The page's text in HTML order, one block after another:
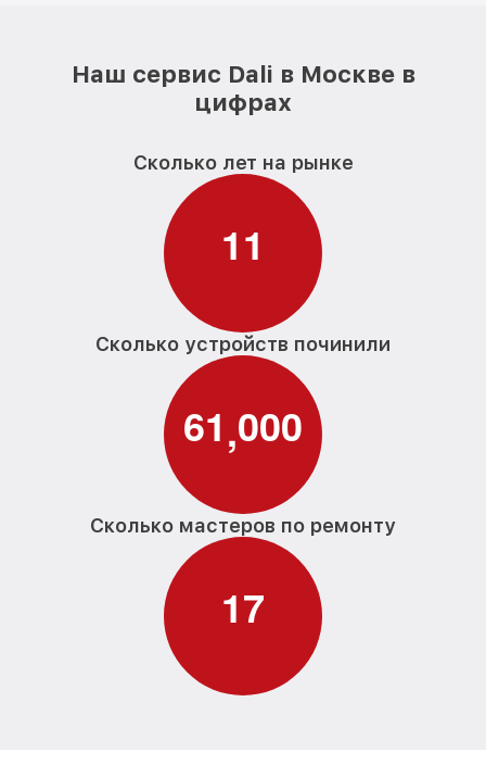
Наш сервис Dali в Москве в
цифрах
Сколько лет на рынке
11
Сколько устройств починили
61,000
Сколько мастеров по ремонту
17